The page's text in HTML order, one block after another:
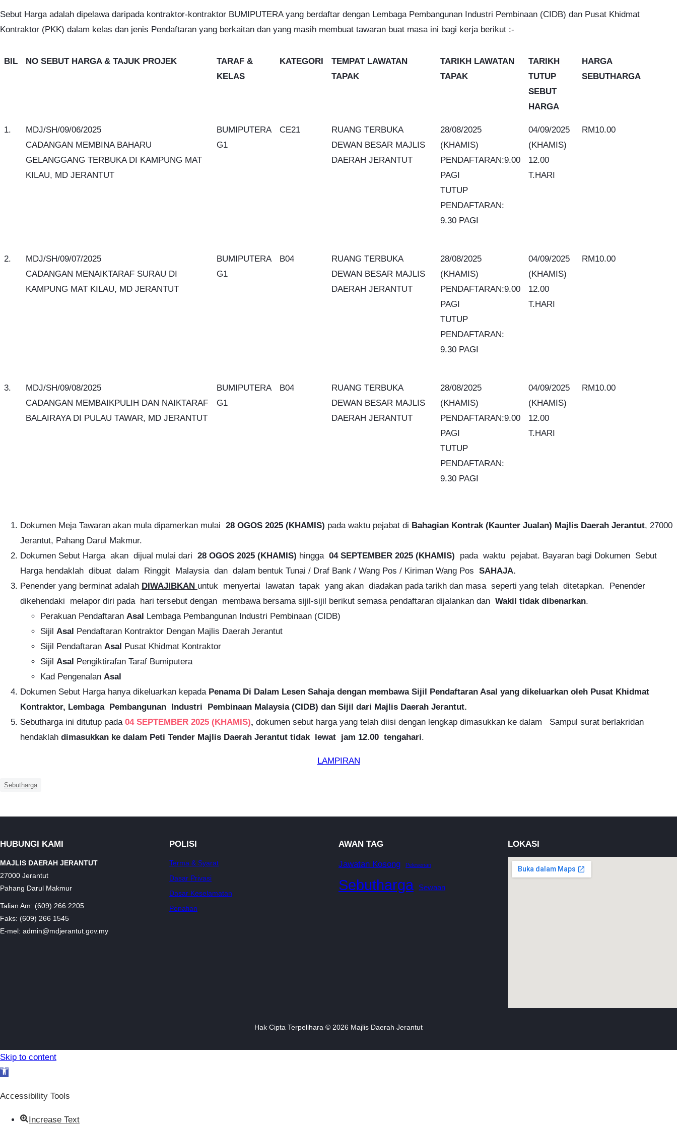
Sebut Harga adalah dipelawa daripada kontraktor-kontraktor BUMIPUTERA yang berdaftar dengan Lembaga Pembangunan Industri Pembinaan (CIDB) dan Pusat Khidmat
Kontraktor (PKK) dalam kelas dan jenis Pendaftaran yang berkaitan dan yang masih membuat tawaran buat masa ini bagi kerja berikut :-
BIL NO SEBUT HARGA & TAJUK PROJEK
TARAF &
KELAS
KATEGORI
TEMPAT LAWATAN
TAPAK
TARIKH LAWATAN
TAPAK
TARIKH
TUTUP
SEBUT
HARGA
HARGA
SEBUTHARGA
1.
MDJ/SH/09/06/2025
CADANGAN MEMBINA BAHARU
GELANGGANG TERBUKA DI KAMPUNG MAT
KILAU, MD JERANTUT
BUMIPUTERA
G1
CE21
RUANG TERBUKA
DEWAN BESAR MAJLIS
DAERAH JERANTUT
28/08/2025
(KHAMIS)
PENDAFTARAN:9.00
PAGI
TUTUP
PENDAFTARAN:
9.30 PAGI
04/09/2025
(KHAMIS)
12.00
T.HARI
RM10.00
2.
MDJ/SH/09/07/2025
CADANGAN MENAIKTARAF SURAU DI
KAMPUNG MAT KILAU, MD JERANTUT
BUMIPUTERA
G1
B04
RUANG TERBUKA
DEWAN BESAR MAJLIS
DAERAH JERANTUT
28/08/2025
(KHAMIS)
PENDAFTARAN:9.00
PAGI
TUTUP
PENDAFTARAN:
9.30 PAGI
04/09/2025
(KHAMIS)
12.00
T.HARI
RM10.00
3.
MDJ/SH/09/08/2025
CADANGAN MEMBAIKPULIH DAN NAIKTARAF
BALAIRAYA DI PULAU TAWAR, MD JERANTUT
BUMIPUTERA
G1
B04
RUANG TERBUKA
DEWAN BESAR MAJLIS
DAERAH JERANTUT
28/08/2025
(KHAMIS)
PENDAFTARAN:9.00
PAGI
TUTUP
PENDAFTARAN:
9.30 PAGI
04/09/2025
(KHAMIS)
12.00
T.HARI
RM10.00
Dokumen Meja Tawaran akan mula dipamerkan mulai 28 OGOS 2025 (KHAMIS) pada waktu pejabat di Bahagian Kontrak (Kaunter Jualan) Majlis Daerah Jerantut, 27000
Jerantut, Pahang Darul Makmur.
Dokumen Sebut Harga akan dijual mulai dari 28 OGOS 2025 (KHAMIS) hingga 04 SEPTEMBER 2025 (KHAMIS)
pada waktu pejabat. Bayaran bagi Dokumen Sebut
Harga hendaklah dibuat dalam Ringgit Malaysia dan dalam bentuk Tunai / Draf Bank / Wang Pos / Kiriman Wang Pos SAHAJA.
Penender yang berminat adalah DIWAJIBKAN untuk menyertai lawatan tapak yang akan diadakan pada tarikh dan masa seperti yang telah ditetapkan. Penender
dikehendaki melapor diri pada hari tersebut dengan membawa bersama sijil-sijil berikut semasa pendaftaran dijalankan dan Wakil tidak dibenarkan.
Perakuan Pendaftaran Asal
Lembaga Pembangunan Industri Pembinaan (CIDB)
Sijil Asal
Pendaftaran Kontraktor Dengan Majlis Daerah Jerantut
Sijil Pendaftaran Asal
Pusat Khidmat Kontraktor
Sijil Asal
Pengiktirafan Taraf Bumiputera
Kad Pengenalan Asal
Dokumen Sebut Harga hanya dikeluarkan kepada Penama Di Dalam Lesen Sahaja dengan membawa Sijil Pendaftaran Asal yang dikeluarkan oleh Pusat Khidmat
Kontraktor, Lembaga Pembangunan Industri Pembinaan Malaysia (CIDB) dan Sijil dari Majlis Daerah Jerantut.
Sebutharga ini ditutup pada 04 SEPTEMBER 2025 (KHAMIS), dokumen sebut harga yang telah diisi dengan lengkap dimasukkan ke dalam Sampul surat berlakridan
hendaklah dimasukkan ke dalam Peti Tender Majlis Daerah Jerantut tidak lewat jam 12.00 tengahari.
LAMPIRAN
Sebutharga
HUBUNGI KAMI
MAJLIS DAERAH JERANTUT
27000 Jerantut
Pahang Darul Makmur
Talian Am: (609) 266 2205
Faks: (609) 266 1545
E-mel: admin@mdjerantut.gov.my
POLISI
Terma & Syarat
Dasar Privasi
Dasar Keselamatan
Penafian
AWAN TAG
Jawatan Kosong Pelesenan
Sebutharga Sewaan
LOKASI
Hak Cipta Terpelihara © 2026 Majlis Daerah Jerantut
Skip to content
Open toolbar
Accessibility Tools
Increase Text